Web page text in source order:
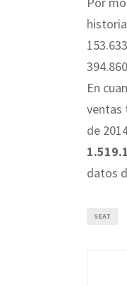
En
ventas
de
datos
SEAT